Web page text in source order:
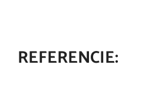
REFERENCIE: